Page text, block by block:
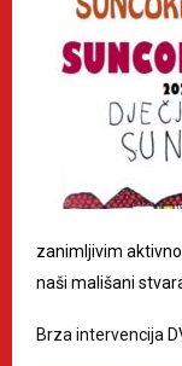
zanimljivim
naši mališani
Brza intervencija